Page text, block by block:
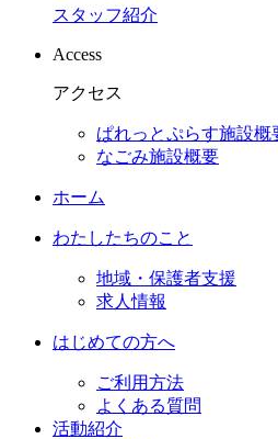
スタッフ紹介
Access
アクセス
ぱれっとぷらす施設概
なごみ施設概要
ホーム
わたしたちのこと
地域・保護者支援
求人情報
はじめての方へ
ご利用方法
よくある質問
活動紹介